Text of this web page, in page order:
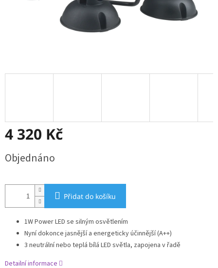
4 320 Kč
cena:
Objednáno
Přidat do košíku
1W Power LED se silným osvětlením
Nyní dokonce jasnější a energeticky účinnější (A++)
3 neutrální nebo teplá bílá LED světla, zapojena v řadě
Detailní informace